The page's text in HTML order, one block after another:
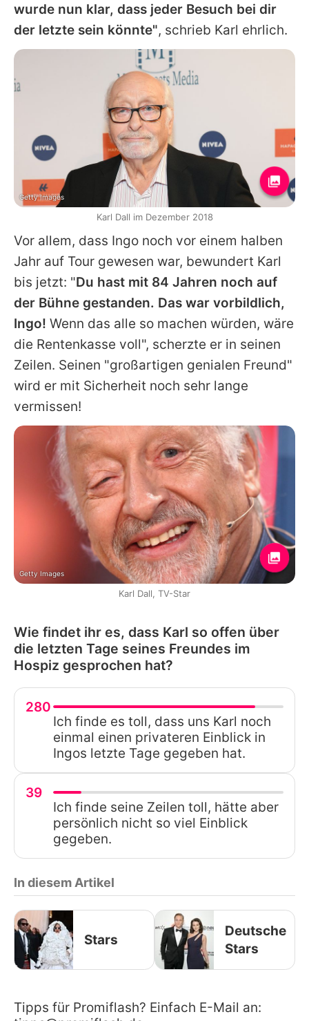
wurde nun klar, dass jeder Besuch bei dir
der letzte sein könnte", schrieb Karl ehrlich.
Vor allem, dass Ingo noch vor einem halben
Jahr auf Tour gewesen war, bewundert Karl
bis jetzt: "Du hast mit 84 Jahren noch auf
der Bühne gestanden. Das war vorbildlich,
Ingo! Wenn das alle so machen würden, wäre
die Rentenkasse voll", scherzte er in seinen
Zeilen. Seinen "großartigen genialen Freund"
wird er mit Sicherheit noch sehr lange
vermissen!
Getty Images
Karl Dall im Dezember 2018
Getty Images
Karl Dall, TV-Star
Wie findet ihr es, dass Karl so offen über
die letzten Tage seines Freundes im
Hospiz gesprochen hat?
280
Ich finde es toll, dass uns Karl noch
einmal einen privateren Einblick in
Ingos letzte Tage gegeben hat.
39
Ich finde seine Zeilen toll, hätte aber
persönlich nicht so viel Einblick
gegeben.
In diesem Artikel
Stars
Deutsche
Stars
Tipps für Promiflash? Einfach E-Mail an: